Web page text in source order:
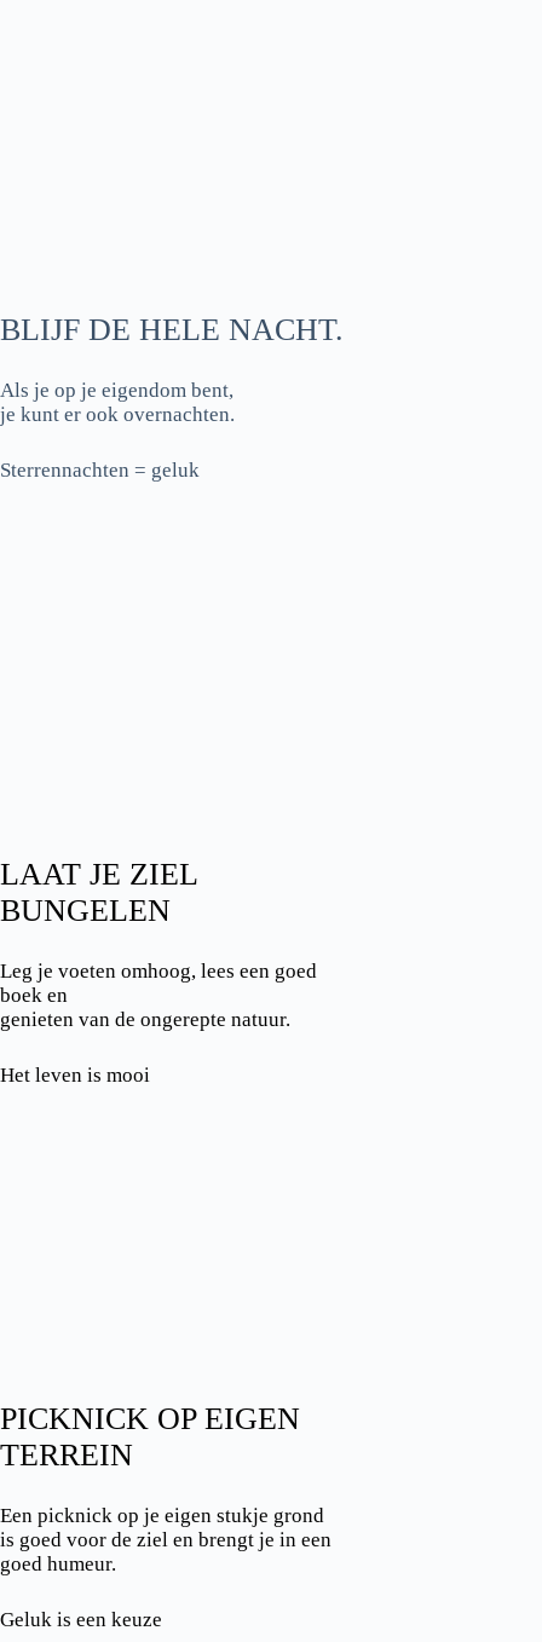
BLIJF DE HELE NACHT.
Als je op je eigendom bent,
je kunt er ook overnachten.
Sterrennachten = geluk
LAAT JE ZIEL
BUNGELEN
Leg je voeten omhoog, lees een goed
boek en
genieten van de ongerepte natuur.
Het leven is mooi
PICKNICK OP EIGEN
TERREIN
Een picknick op je eigen stukje grond
is goed voor de ziel en brengt je in een
goed humeur.
Geluk is een keuze